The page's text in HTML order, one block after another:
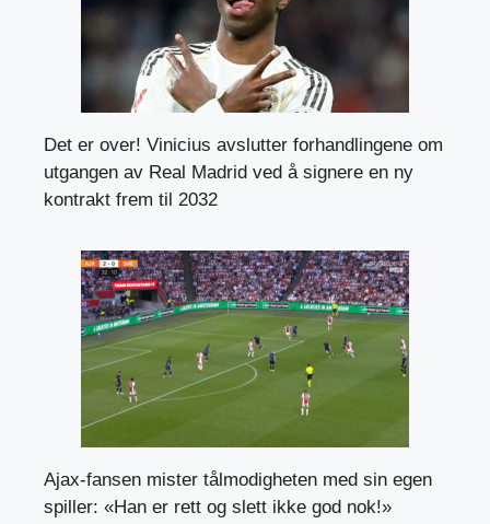
Det er over! Vinicius avslutter forhandlingene om
utgangen av Real Madrid ved å signere en ny
kontrakt frem til 2032
Ajax-fansen mister tålmodigheten med sin egen
spiller: «Han er rett og slett ikke god nok!»